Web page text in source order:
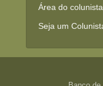
Área do
Seja um